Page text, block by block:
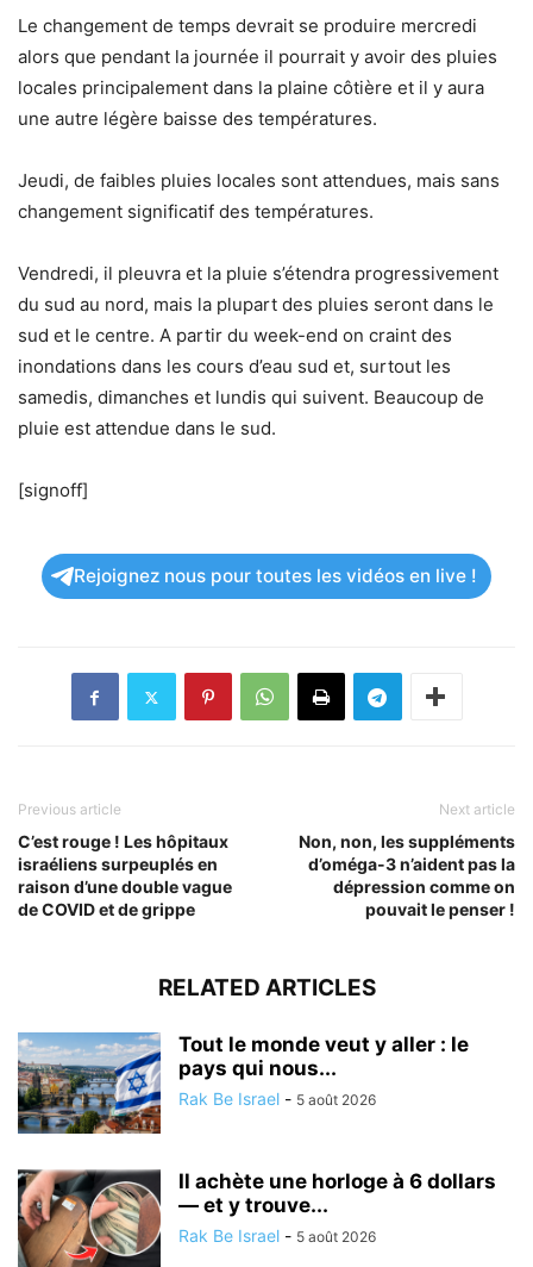
Le changement de temps devrait se produire mercredi
alors que pendant la journée il pourrait y avoir des pluies
locales principalement dans la plaine côtière et il y aura
une autre légère baisse des températures.
Jeudi, de faibles pluies locales sont attendues, mais sans
changement significatif des températures.
Vendredi, il pleuvra et la pluie s’étendra progressivement
du sud au nord, mais la plupart des pluies seront dans le
sud et le centre. A partir du week-end on craint des
inondations dans les cours d’eau sud et, surtout les
samedis, dimanches et lundis qui suivent. Beaucoup de
pluie est attendue dans le sud.
[signoff]
Rejoignez nous pour toutes les vidéos en live !
Previous article
C’est rouge ! Les hôpitaux
israéliens surpeuplés en
raison d’une double vague
de COVID et de grippe
Next article
Non, non, les suppléments
d’oméga-3 n’aident pas la
dépression comme on
pouvait le penser !
RELATED ARTICLES
Tout le monde veut y aller : le
pays qui nous...
Rak Be Israel - 5 août 2026
Il achète une horloge à 6 dollars
— et y trouve...
Rak Be Israel - 5 août 2026